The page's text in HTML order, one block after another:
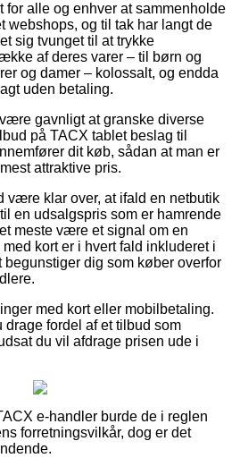
for alle og enhver at sammenholde
webshops, og til tak har langt de
sig tvunget til at trykke
af deres varer – til børn og
og damer – kolossalt, og endda
uden betaling.
gavnligt at granske diverse
på TACX tablet beslag til
dit køb, sådan at man er
attraktive pris.
være klar over, at ifald en netbutik
en udsalgspris som er hamrende
meste være et signal om en
kort er i hvert fald inkluderet i
dig som køber overfor
med kort eller mobilbetaling.
drage fordel af et tilbud som
du vil afdrage prisen ude i
e-handler burde de i reglen
forretningsvilkår, dog er det